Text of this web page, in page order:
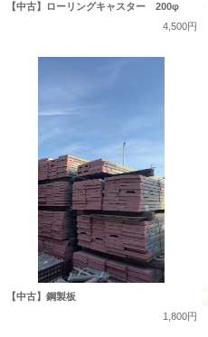
【中古】ローリングキャスター 200φ
4,500円
【中古】鋼製板
1,800円